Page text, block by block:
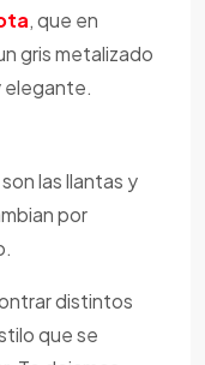
, que en
gris metalizado
elegante.
las llantas y
por
distintos
que se